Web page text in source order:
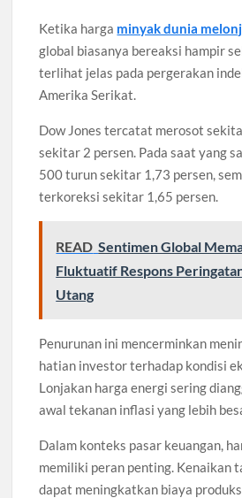
Ketika harga minyak dunia
global biasanya bereaksi hampir
terlihat jelas pada pergerakan
Amerika Serikat.
Dow Jones tercatat merosot
sekitar 2 persen. Pada saat yang
500 turun sekitar 1,73 persen,
terkoreksi sekitar 1,65 persen.
READ Sentimen Global
Fluktuatif Respons
Utang
Penurunan ini mencerminkan
hatian investor terhadap kondisi
Lonjakan harga energi sering
awal tekanan inflasi yang lebih
Dalam konteks pasar keuangan,
memiliki peran penting. Kenaikan
dapat meningkatkan biaya